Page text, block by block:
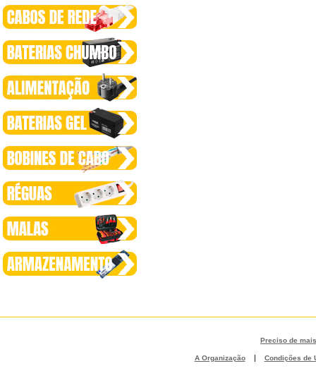
Preciso de
A Organização | Condições de